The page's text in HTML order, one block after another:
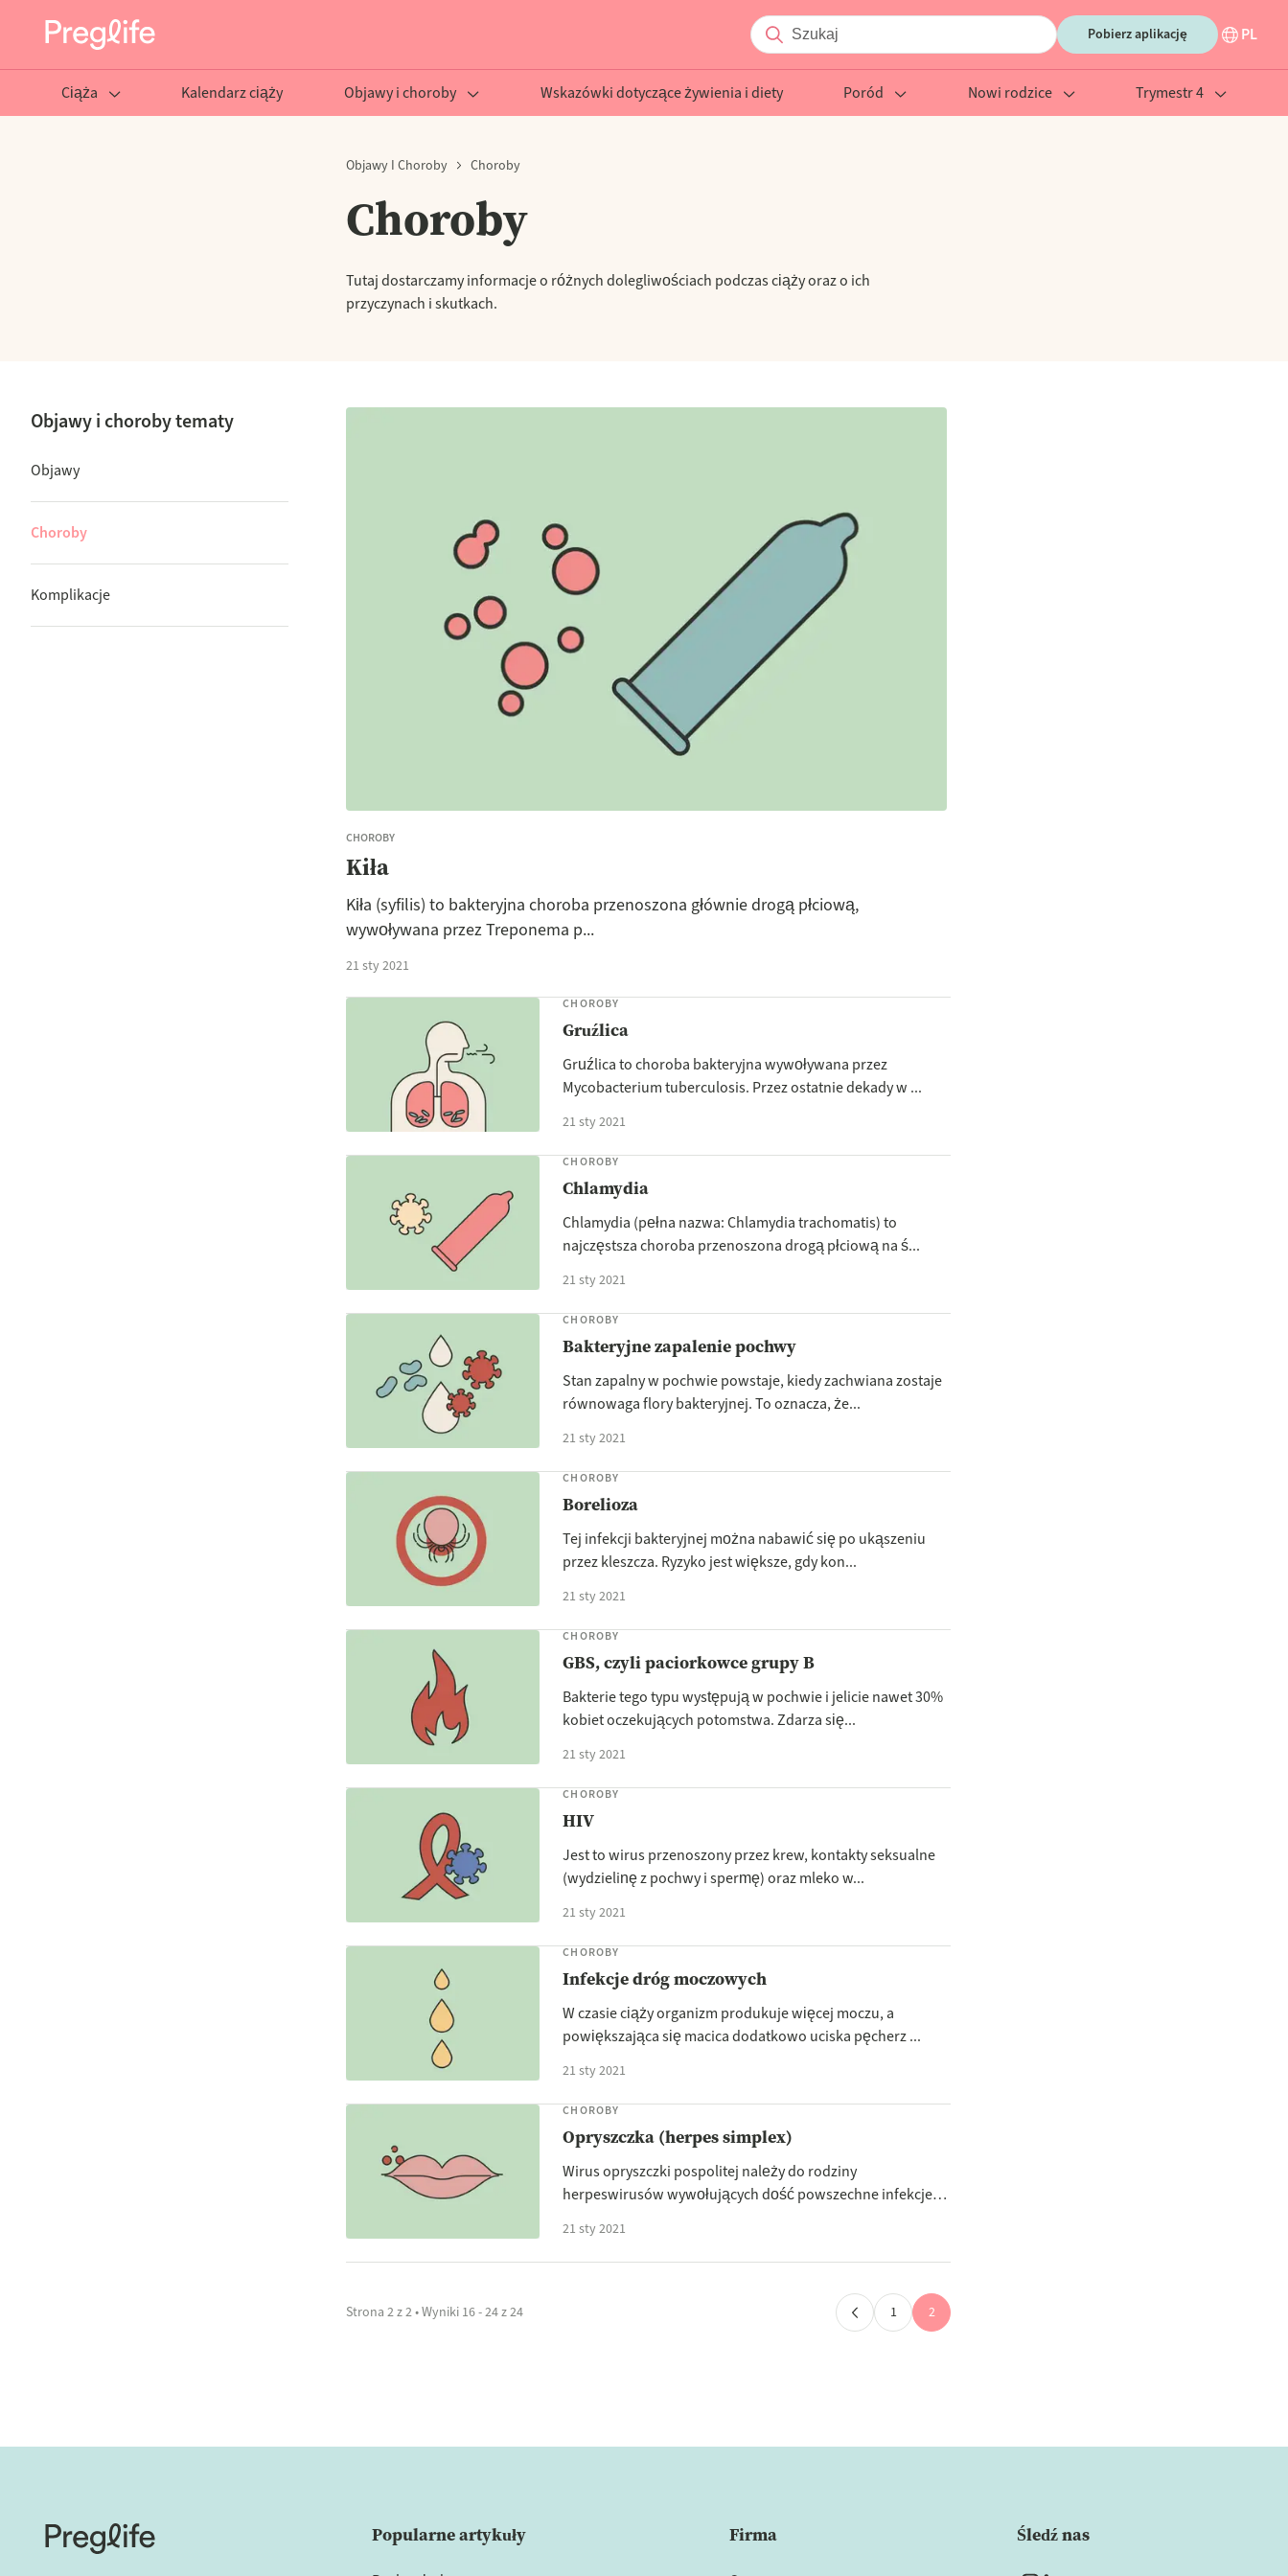
Pobierz aplikację PL
Ciąża Kalendarz ciąży Objawy i choroby Wskazówki dotyczące żywienia i diety Poród Nowi rodzice Trymestr 4
Objawy I Choroby Choroby
Choroby
Tutaj dostarczamy informacje o różnych dolegliwościach podczas ciąży oraz o ich
przyczynach i skutkach.
Objawy i choroby tematy
Objawy
Choroby
Komplikacje
CHOROBY
Kiła
Kiła (syfilis) to bakteryjna choroba przenoszona głównie drogą płciową,
wywoływana przez Treponema p...
21 sty 2021
CHOROBY
Gruźlica
Gruźlica to choroba bakteryjna wywoływana przez
Mycobacterium tuberculosis. Przez ostatnie dekady w ...
21 sty 2021
CHOROBY
Chlamydia
Chlamydia (pełna nazwa: Chlamydia trachomatis) to
najczęstsza choroba przenoszona drogą płciową na ś...
21 sty 2021
CHOROBY
Bakteryjne zapalenie pochwy
Stan zapalny w pochwie powstaje, kiedy zachwiana zostaje
równowaga flory bakteryjnej. To oznacza, że...
21 sty 2021
CHOROBY
Borelioza
Tej infekcji bakteryjnej można nabawić się po ukąszeniu
przez kleszcza. Ryzyko jest większe, gdy kon...
21 sty 2021
CHOROBY
GBS, czyli paciorkowce grupy B
Bakterie tego typu występują w pochwie i jelicie nawet 30%
kobiet oczekujących potomstwa. Zdarza się...
21 sty 2021
CHOROBY
HIV
Jest to wirus przenoszony przez krew, kontakty seksualne
(wydzielinę z pochwy i spermę) oraz mleko w...
21 sty 2021
CHOROBY
Infekcje dróg moczowych
W czasie ciąży organizm produkuje więcej moczu, a
powiększająca się macica dodatkowo uciska pęcherz ...
21 sty 2021
CHOROBY
Opryszczka (herpes simplex)
Wirus opryszczki pospolitej należy do rodziny
herpeswirusów wywołujących dość powszechne infekcje.
21 sty 2021
Strona 2 z 2 • Wyniki 16 - 24 z 24 1 2
Popularne artykuły Firma Śledź nas